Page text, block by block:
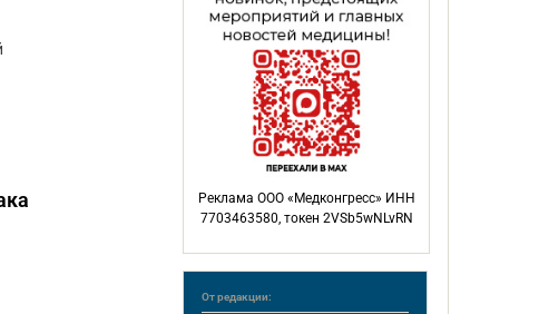
Реклама ООО «Медконгресс» ИНН
7703463580, токен 2VSb5wNLvRN
От редакции: